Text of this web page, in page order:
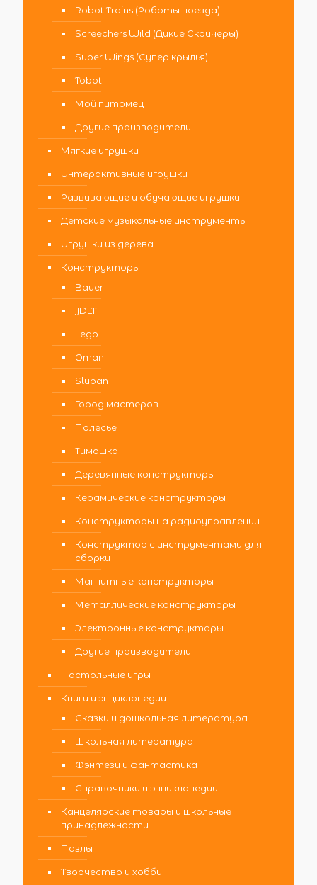
Robot Trains (Роботы поезда)
Screechers Wild (Дикие Скричеры)
Super Wings (Супер крылья)
Tobot
Мой питомец
Другие производители
Мягкие игрушки
Интерактивные игрушки
Развивающие и обучающие игрушки
Детские музыкальные инструменты
Игрушки из дерева
Конструкторы
Bauer
JDLT
Lego
Qman
Sluban
Город мастеров
Полесье
Тимошка
Деревянные конструкторы
Керамические конструкторы
Конструкторы на радиоуправлении
Конструктор с инструментами для
сборки
Магнитные конструкторы
Металлические конструкторы
Электронные конструкторы
Другие производители
Настольные игры
Книги и энциклопедии
Сказки и дошкольная литература
Школьная литература
Фэнтези и фантастика
Справочники и энциклопедии
Канцелярские товары и школьные
принадлежности
Пазлы
Творчество и хобби